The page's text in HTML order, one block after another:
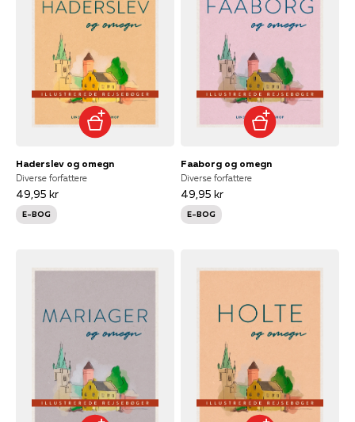
Haderslev og omegn
Diverse forfattere
49,95 kr
E-BOG
Faaborg og omegn
Diverse forfattere
49,95 kr
E-BOG